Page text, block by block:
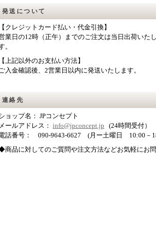
発送について
【クレジットカード払い・代金引換】
業日の12時（正午）までのご注文は当日出荷いた
。
【上記以外のお支払い方法】
入金確認後、2営業日以内に発送いたします。
連絡先
ョップ名： JPコンセプト
メールアドレス： info@jpconcept.jp (24時間受付）
話番号： 090-9643-6627 (月ー土曜日 10:00－
商品に対してのご質問や注文方法などお気軽にお問